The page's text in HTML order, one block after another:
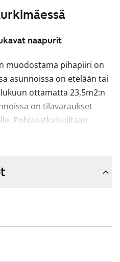
naapurit
muodostama pihapiiri on
asunnoissa on etelään tai
ottamatta 23,5m2:n
on tilavaraukset
Pohjaratkaisuiltaan
ovat viihtyisiä ja